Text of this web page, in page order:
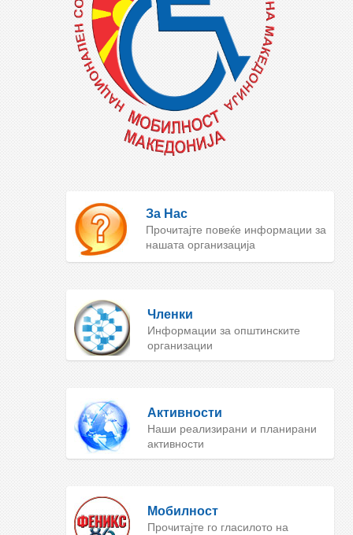
За Нас
Прочитајте повеќе информации за
нашата организација
Членки
Информации за општинските
организации
Активности
Наши реализирани и планирани
активности
Мобилност
Прочитајте го гласилото на